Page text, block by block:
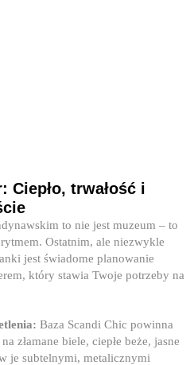
Ciepło, trwałość i
to nie jest muzeum – to
Ostatnim, ale niezwykle
jest świadome planowanie
który stawia Twoje potrzeby na
Baza Scandi Chic powinna
złamane biele, ciepłe beże, jasne
je subtelnymi, metalicznymi